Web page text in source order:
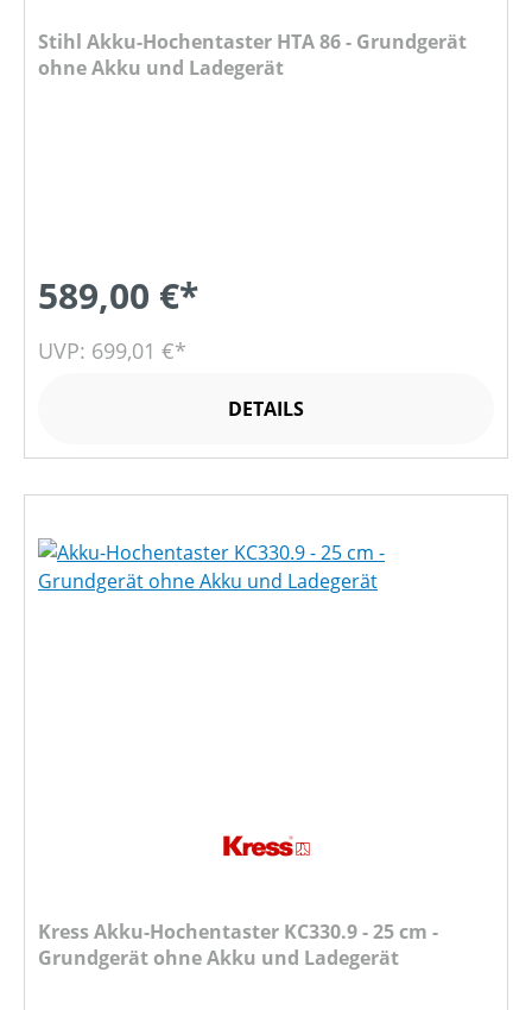
Stihl Akku-Hochentaster HTA 86 - Grundgerät
ohne Akku und Ladegerät
589,00 €*
UVP: 699,01 €*
DETAILS
Kress Akku-Hochentaster KC330.9 - 25 cm -
Grundgerät ohne Akku und Ladegerät